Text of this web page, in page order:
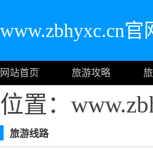
www.zbhyxc.cn官
网站首页 旅游攻略
位置：
旅游线路